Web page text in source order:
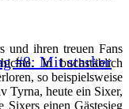
#8: Mit starker
und ihren treuen Fans
In buchstäblich
so beispielsweise
Tyrna, heute ein Sixer,
Sixers einen Gästesieg